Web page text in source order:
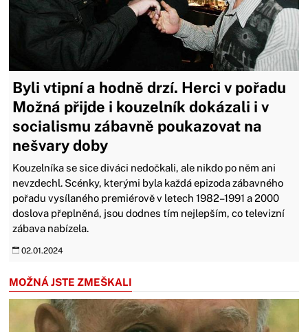
Byli vtipní a hodně drzí. Herci v pořadu
Možná přijde i kouzelník dokázali i v
socialismu zábavně poukazovat na
nešvary doby
Kouzelníka se sice diváci nedočkali, ale nikdo po něm ani
nevzdechl. Scénky, kterými byla každá epizoda zábavného
pořadu vysílaného premiérově v letech 1982–1991 a 2000
doslova přeplněná, jsou dodnes tím nejlepším, co televizní
zábava nabízela.
02.01.2024
MOŽNÁ JSTE ZMEŠKALI